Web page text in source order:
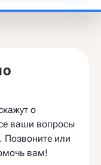
о
ваши вопросы
Позвоните или
вам!